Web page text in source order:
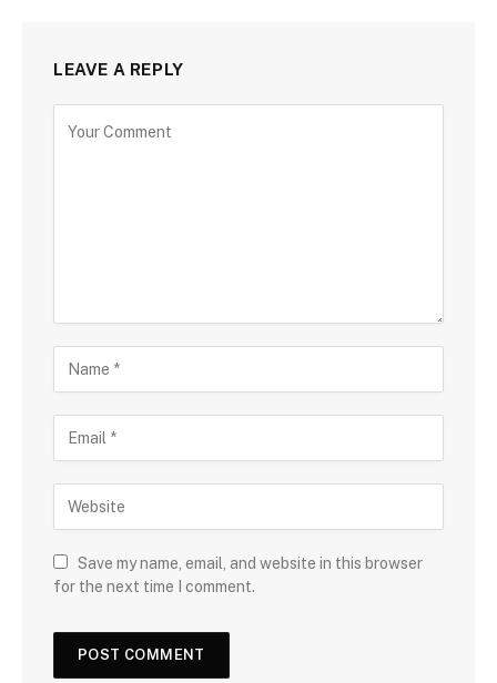
LEAVE A REPLY
Save my name, email, and website in this browser
for the next time I comment.